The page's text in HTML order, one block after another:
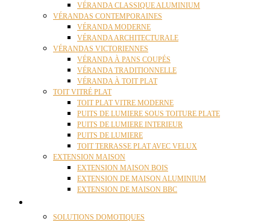
VÉRANDA CLASSIQUE ALUMINIUM
VÉRANDAS CONTEMPORAINES
VÉRANDA MODERNE
VÉRANDA ARCHITECTURALE
VÉRANDAS VICTORIENNES
VÉRANDA À PANS COUPÉS
VÉRANDA TRADITIONNELLE
VÉRANDA À TOIT PLAT
TOIT VITRÉ PLAT
TOIT PLAT VITRE MODERNE
PUITS DE LUMIERE SOUS TOITURE PLATE
PUITS DE LUMIERE INTERIEUR
PUITS DE LUMIERE
TOIT TERRASSE PLAT AVEC VELUX
EXTENSION MAISON
EXTENSION MAISON BOIS
EXTENSION DE MAISON ALUMINIUM
EXTENSION DE MAISON BBC
SOLUTIONS DOMOTIQUES